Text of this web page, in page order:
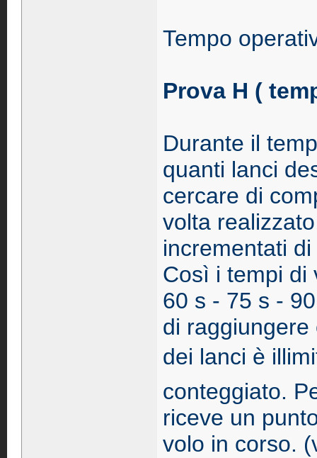
Tempo
Prova H (
Durante il
quanti lanci
cercare di
volta
incrementati
Così i tempi di
60 s - 75 s -
di
dei lanci è
conteggiato.
riceve un
volo in corso.